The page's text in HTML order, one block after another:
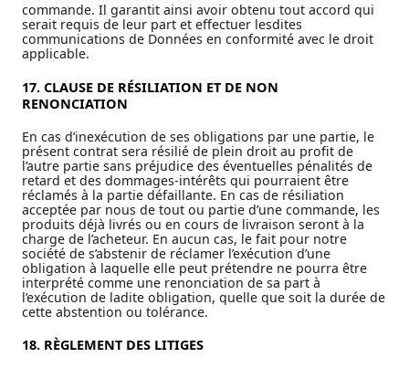
commande. Il garantit ainsi avoir obtenu tout accord qui
serait requis de leur part et effectuer lesdites
communications de Données en conformité avec le droit
applicable.
17. CLAUSE DE RÉSILIATION ET DE NON
RENONCIATION
En cas d’inexécution de ses obligations par une partie, le
présent contrat sera résilié de plein droit au profit de
l’autre partie sans préjudice des éventuelles pénalités de
retard et des dommages-intérêts qui pourraient être
réclamés à la partie défaillante. En cas de résiliation
acceptée par nous de tout ou partie d’une commande, les
produits déjà livrés ou en cours de livraison seront à la
charge de l’acheteur. En aucun cas, le fait pour notre
société de s’abstenir de réclamer l’exécution d’une
obligation à laquelle elle peut prétendre ne pourra être
interprété comme une renonciation de sa part à
l’exécution de ladite obligation, quelle que soit la durée de
cette abstention ou tolérance.
18. RÈGLEMENT DES LITIGES